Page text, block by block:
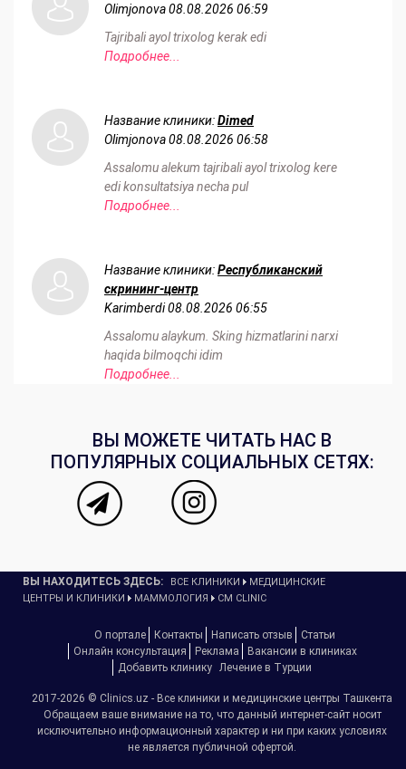
Olimjonova08.08.2026 06:59
Tajribali ayol trixolog kerak edi
Подробнее...
Название клиники:Dimed
Olimjonova08.08.2026 06:58
Assalomu alekum tajribali ayol trixolog kere
edi konsultatsiya necha pul
Подробнее...
Название клиники:Республиканский
скрининг-центр
Karimberdi08.08.2026 06:55
Assalomu alaykum. Sking hizmatlarini narxi
haqida bilmoqchi idim
Подробнее...
ВЫ МОЖЕТЕ ЧИТАТЬ НАС В
ПОПУЛЯРНЫХ СОЦИАЛЬНЫХ СЕТЯХ:
ВЫ НАХОДИТЕСЬ ЗДЕСЬ: ВСЕ КЛИНИКИ
МЕДИЦИНСКИЕ
ЦЕНТРЫ И КЛИНИКИ
МАММОЛОГИЯ CM CLINIC
О портале Контакты Написать отзыв
Статьи
Онлайн консультация
Реклама
Вакансии в клиниках
Добавить клинику
Лечение в Турции
2017-2026 © Clinics.uz - Все клиники и медицинские центры Ташкента
Обращаем ваше внимание на то, что данный интернет-сайт носит
исключительно информационный характер и ни при каких условиях
не является публичной офертой.